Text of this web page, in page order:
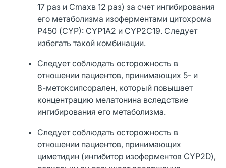
17 раз и Cmaxв 12 раз) за счет ингибирования
его метаболизма изоферментами цитохрома
P450 (СYP): CYP1A2 и CYP2C19. Следует
избегать такой комбинации.
Следует соблюдать осторожность в
отношении пациентов, принимающих 5- и
8-метоксипсорален, который повышает
концентрацию мелатонина вследствие
ингибирования его метаболизма.
Следует соблюдать осторожность в
отношении пациентов, принимающих
циметидин (ингибитор изоферментов CYP2D),